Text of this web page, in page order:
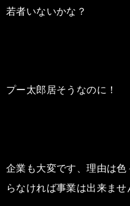
若者いないかな？
プー太郎居そうなのに！
企業も大変です、理由は
らなければ事業は出来ませ